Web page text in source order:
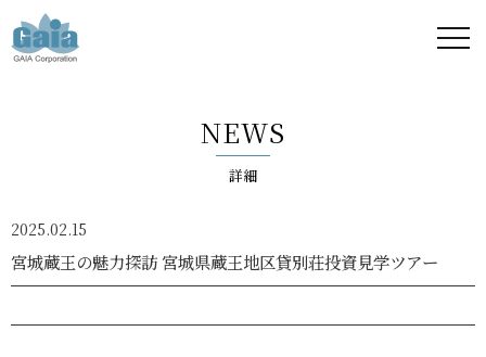
ア -
GAIA
Corporation
NEWS
詳細
2025.02.15
宮城蔵王の魅力探訪 宮城県蔵王地区貸別荘投資見学ツアー